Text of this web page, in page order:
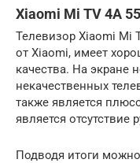
Xiaomi Mi TV 4A
Телевизор Xiaomi Mi
от Xiaomi, имеет
качества. На экране
некачественных
также является
является отсутствие
Подводя итоги